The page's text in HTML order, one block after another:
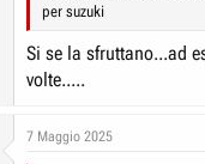
per suzuki
Si se la sfruttano...ad
volte.....
7 Maggio 2025